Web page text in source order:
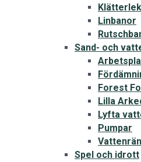
Klätterlek
Linbanor
Sand- och
Forest
Lilla
Lyfta
Pumpar
Spel och idrott